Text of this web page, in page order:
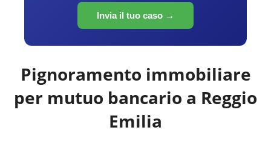
Invia il tuo caso →
Pignoramento immobiliare
per mutuo bancario a Reggio
Emilia